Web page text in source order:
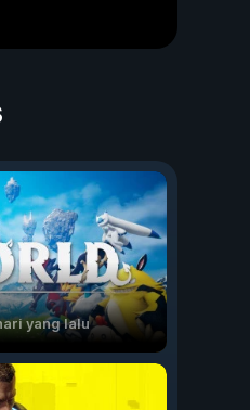
yang lalu